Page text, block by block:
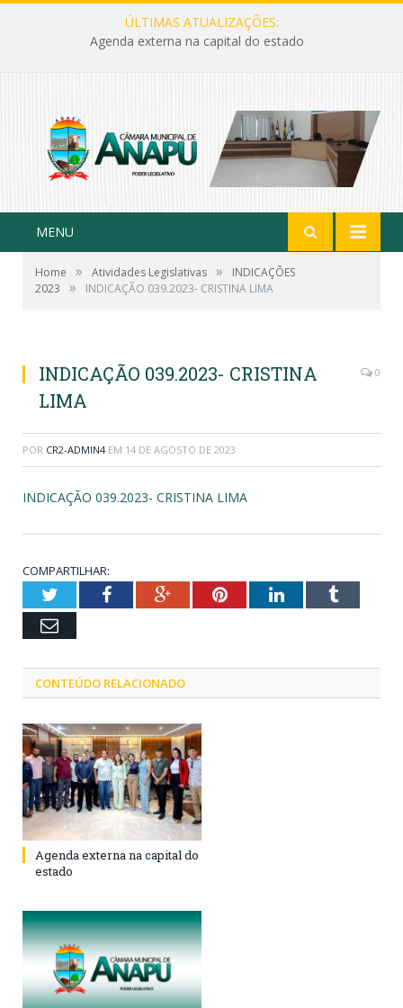
ÚLTIMAS ATUALIZAÇÕES:
Agenda externa na capital do estado
MENU
Home » Atividades Legislativas »
INDICAÇÕES
2023
» INDICAÇÃO 039.2023- CRISTINA LIMA
INDICAÇÃO 039.2023- CRISTINA
LIMA
0
POR CR2-ADMIN4 EM 14 DE AGOSTO DE 2023
INDICAÇÃO 039.2023- CRISTINA LIMA
COMPARTILHAR:
TwitterFacebookGoogle+PinterestLinkedInTumblr
Email
CONTEÚDO RELACIONADO
Agenda externa na capital do
estado